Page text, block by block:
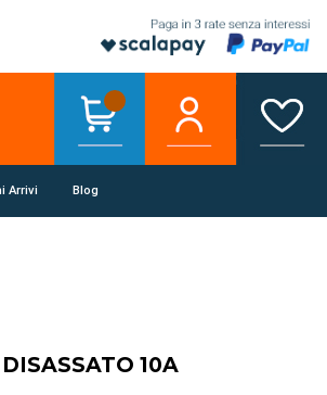
Arrivi Blog
10A